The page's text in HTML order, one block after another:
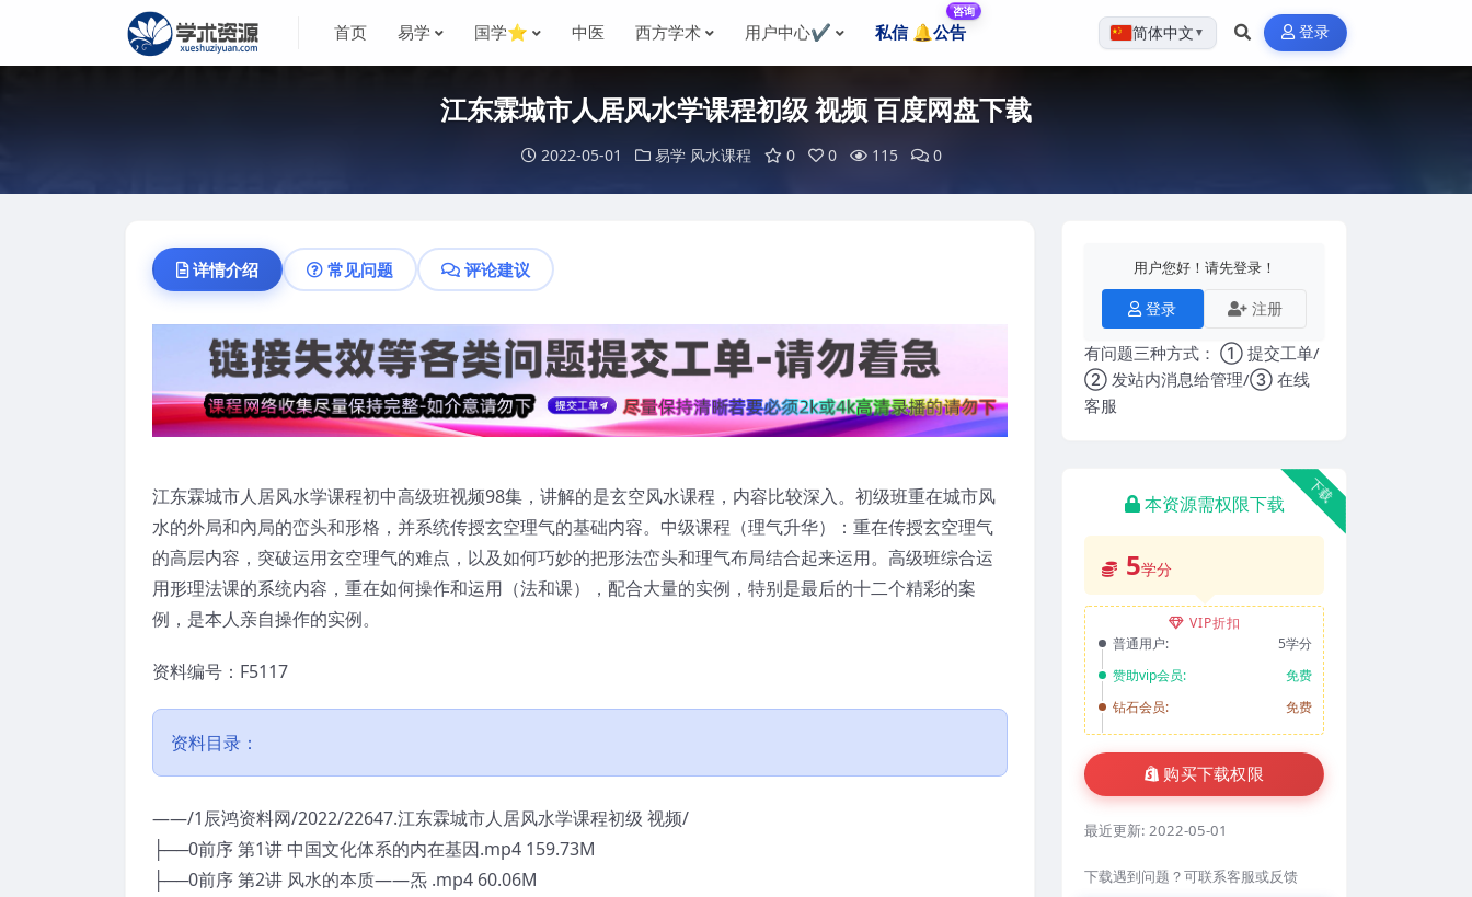
首页 易学 国学⭐ 中医 西方学术 用户中心✔️ 私信 🔔公告
咨询
简体中文 ▼ 登录
江东霖城市人居风水学课程初级 视频 百度网盘下载
2022-05-01 易学 风水课程 0 0 115 0
详情介绍 常见问题 评论建议
江东霖城市人居风水学课程初中高级班视频98集，讲解的是玄空风水课程，内容比较深入。初级班重在城市风
水的外局和內局的峦头和形格，并系统传授玄空理气的基础内容。中级课程（理气升华）：重在传授玄空理气
的高层内容，突破运用玄空理气的难点，以及如何巧妙的把形法峦头和理气布局结合起来运用。高级班综合运
用形理法课的系统内容，重在如何操作和运用（法和课），配合大量的实例，特别是最后的十二个精彩的案
例，是本人亲自操作的实例。
资料编号：F5117
资料目录：
——/1辰鸿资料网/2022/22647.江东霖城市人居风水学课程初级 视频/
├──0前序 第1讲 中国文化体系的内在基因.mp4 159.73M
├──0前序 第2讲 风水的本质——炁 .mp4 60.06M
用户您好！请先登录！
登录 注册
有问题三种方式： ① 提交工单/
② 发站内消息给管理/③ 在线
客服
下载
本资源需权限下载
5学分
VIP折扣
普通用户:
5学分
赞助vip会员:
免费
钻石会员:
免费
购买下载权限
最近更新: 2022-05-01
下载遇到问题？可联系客服或反馈